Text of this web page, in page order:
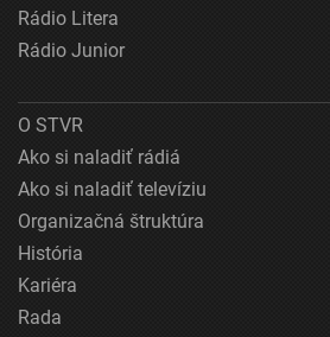
Rádio Litera
Rádio Junior
O STVR
Ako si naladiť rádiá
Ako si naladiť televíziu
Organizačná štruktúra
História
Kariéra
Rada